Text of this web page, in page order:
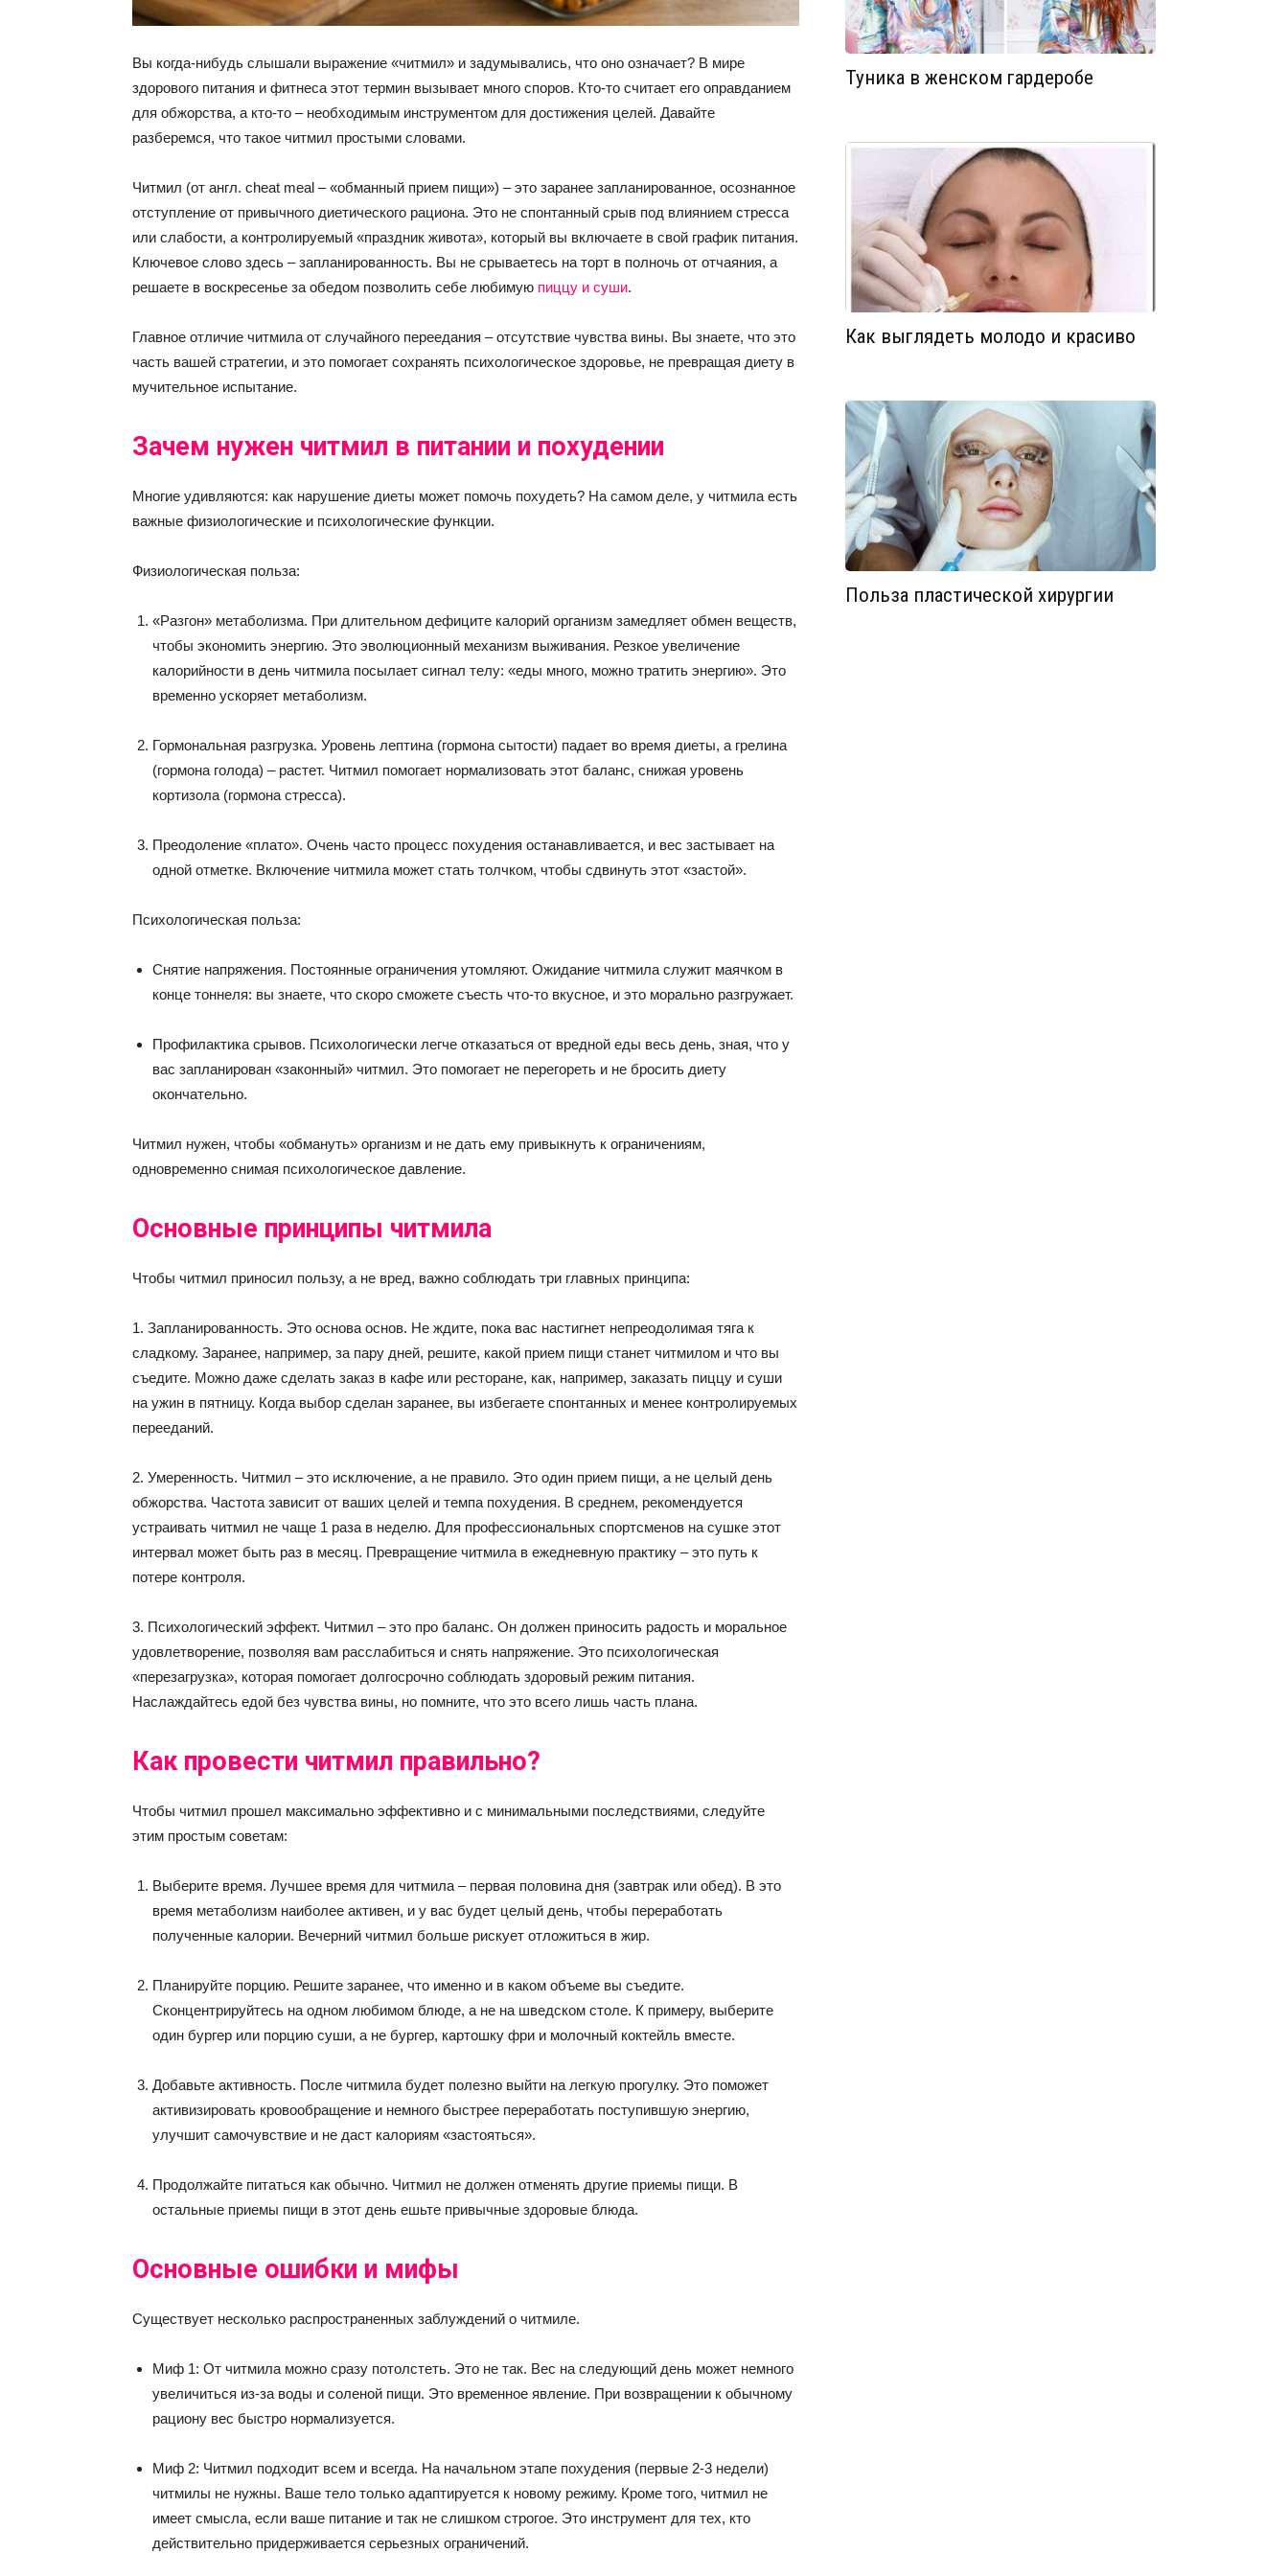
Вы когда-нибудь слышали выражение «читмил» и задумывались, что оно означает? В мире
здорового питания и фитнеса этот термин вызывает много споров. Кто-то считает его оправданием
для обжорства, а кто-то – необходимым инструментом для достижения целей. Давайте
разберемся, что такое читмил простыми словами.
Читмил (от англ. cheat meal – «обманный прием пищи») – это заранее запланированное, осознанное
отступление от привычного диетического рациона. Это не спонтанный срыв под влиянием стресса
или слабости, а контролируемый «праздник живота», который вы включаете в свой график питания.
Ключевое слово здесь – запланированность. Вы не срываетесь на торт в полночь от отчаяния, а
решаете в воскресенье за обедом позволить себе любимую пиццу и суши.
Главное отличие читмила от случайного переедания – отсутствие чувства вины. Вы знаете, что это
часть вашей стратегии, и это помогает сохранять психологическое здоровье, не превращая диету в
мучительное испытание.
Зачем нужен читмил в питании и похудении
Многие удивляются: как нарушение диеты может помочь похудеть? На самом деле, у читмила есть
важные физиологические и психологические функции.
Физиологическая польза:
«Разгон» метаболизма. При длительном дефиците калорий организм замедляет обмен веществ,
чтобы экономить энергию. Это эволюционный механизм выживания. Резкое увеличение
калорийности в день читмила посылает сигнал телу: «еды много, можно тратить энергию». Это
временно ускоряет метаболизм.
Гормональная разгрузка. Уровень лептина (гормона сытости) падает во время диеты, а грелина
(гормона голода) – растет. Читмил помогает нормализовать этот баланс, снижая уровень
кортизола (гормона стресса).
Преодоление «плато». Очень часто процесс похудения останавливается, и вес застывает на
одной отметке. Включение читмила может стать толчком, чтобы сдвинуть этот «застой».
Психологическая польза:
Снятие напряжения. Постоянные ограничения утомляют. Ожидание читмила служит маячком в
конце тоннеля: вы знаете, что скоро сможете съесть что-то вкусное, и это морально разгружает.
Профилактика срывов. Психологически легче отказаться от вредной еды весь день, зная, что у
вас запланирован «законный» читмил. Это помогает не перегореть и не бросить диету
окончательно.
Читмил нужен, чтобы «обмануть» организм и не дать ему привыкнуть к ограничениям,
одновременно снимая психологическое давление.
Основные принципы читмила
Чтобы читмил приносил пользу, а не вред, важно соблюдать три главных принципа:
1. Запланированность. Это основа основ. Не ждите, пока вас настигнет непреодолимая тяга к
сладкому. Заранее, например, за пару дней, решите, какой прием пищи станет читмилом и что вы
съедите. Можно даже сделать заказ в кафе или ресторане, как, например, заказать пиццу и суши
на ужин в пятницу. Когда выбор сделан заранее, вы избегаете спонтанных и менее контролируемых
перееданий.
2. Умеренность. Читмил – это исключение, а не правило. Это один прием пищи, а не целый день
обжорства. Частота зависит от ваших целей и темпа похудения. В среднем, рекомендуется
устраивать читмил не чаще 1 раза в неделю. Для профессиональных спортсменов на сушке этот
интервал может быть раз в месяц. Превращение читмила в ежедневную практику – это путь к
потере контроля.
3. Психологический эффект. Читмил – это про баланс. Он должен приносить радость и моральное
удовлетворение, позволяя вам расслабиться и снять напряжение. Это психологическая
«перезагрузка», которая помогает долгосрочно соблюдать здоровый режим питания.
Наслаждайтесь едой без чувства вины, но помните, что это всего лишь часть плана.
Как провести читмил правильно?
Чтобы читмил прошел максимально эффективно и с минимальными последствиями, следуйте
этим простым советам:
Выберите время. Лучшее время для читмила – первая половина дня (завтрак или обед). В это
время метаболизм наиболее активен, и у вас будет целый день, чтобы переработать
полученные калории. Вечерний читмил больше рискует отложиться в жир.
Планируйте порцию. Решите заранее, что именно и в каком объеме вы съедите.
Сконцентрируйтесь на одном любимом блюде, а не на шведском столе. К примеру, выберите
один бургер или порцию суши, а не бургер, картошку фри и молочный коктейль вместе.
Добавьте активность. После читмила будет полезно выйти на легкую прогулку. Это поможет
активизировать кровообращение и немного быстрее переработать поступившую энергию,
улучшит самочувствие и не даст калориям «застояться».
Продолжайте питаться как обычно. Читмил не должен отменять другие приемы пищи. В
остальные приемы пищи в этот день ешьте привычные здоровые блюда.
Основные ошибки и мифы
Существует несколько распространенных заблуждений о читмиле.
Миф 1: От читмила можно сразу потолстеть. Это не так. Вес на следующий день может немного
увеличиться из-за воды и соленой пищи. Это временное явление. При возвращении к обычному
рациону вес быстро нормализуется.
Миф 2: Читмил подходит всем и всегда. На начальном этапе похудения (первые 2-3 недели)
читмилы не нужны. Ваше тело только адаптируется к новому режиму. Кроме того, читмил не
имеет смысла, если ваше питание и так не слишком строгое. Это инструмент для тех, кто
действительно придерживается серьезных ограничений.
Туника в женском гардеробе
Как выглядеть молодо и красиво
Польза пластической хирургии